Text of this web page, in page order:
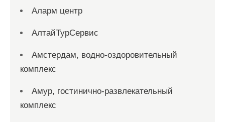
Аларм центр
АлтайТурСервис
Амстердам, водно-оздоровительный
комплекс
Амур, гостинично-развлекательный
комплекс